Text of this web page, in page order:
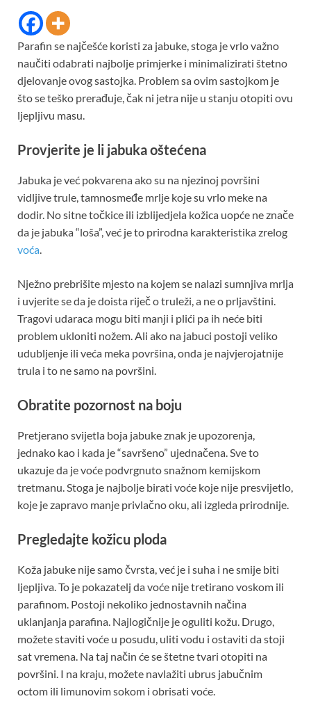
Parafin se najčešće koristi za jabuke, stoga je vrlo važno
naučiti odabrati najbolje primjerke i minimalizirati štetno
djelovanje ovog sastojka. Problem sa ovim sastojkom je
što se teško prerađuje, čak ni jetra nije u stanju otopiti ovu
ljepljivu masu.
Provjerite je li jabuka oštećena
Jabuka je već pokvarena ako su na njezinoj površini
vidljive trule, tamnosmeđe mrlje koje su vrlo meke na
dodir. No sitne točkice ili izblijedjela kožica uopće ne znače
da je jabuka “loša”, već je to prirodna karakteristika zrelog
voća
Nježno prebrišite mjesto na kojem se nalazi sumnjiva mrlja
i uvjerite se da je doista riječ o truleži, a ne o prljavštini.
Tragovi udaraca mogu biti manji i plići pa ih neće biti
problem ukloniti nožem. Ali ako na jabuci postoji veliko
udubljenje ili veća meka površina, onda je najvjerojatnije
trula i to ne samo na površini.
Obratite pozornost na boju
Pretjerano svijetla boja jabuke znak je upozorenja,
jednako kao i kada je “savršeno” ujednačena. Sve to
ukazuje da je voće podvrgnuto snažnom kemijskom
tretmanu. Stoga je najbolje birati voće koje nije presvijetlo,
koje je zapravo manje privlačno oku, ali izgleda prirodnije.
Pregledajte kožicu ploda
Koža jabuke nije samo čvrsta, već je i suha i ne smije biti
ljepljiva. To je pokazatelj da voće nije tretirano voskom ili
parafinom. Postoji nekoliko jednostavnih načina
uklanjanja parafina. Najlogičnije je oguliti kožu. Drugo,
možete staviti voće u posudu, uliti vodu i ostaviti da stoji
sat vremena. Na taj način će se štetne tvari otopiti na
površini. I na kraju, možete navlažiti ubrus jabučnim
octom ili limunovim sokom i obrisati voće.